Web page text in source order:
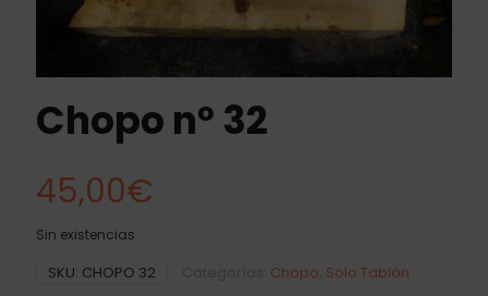
Chopo nº 32
45,00€
Sin existencias
SKU: CHOPO 32 Chopo Solo Tablón